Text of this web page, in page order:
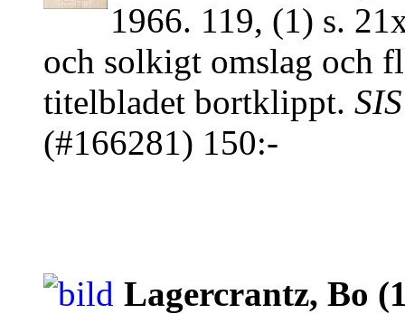
1966. 119, (1) s.
och solkigt omslag och
titelbladet bortklippt.
(#166281) 150:-
Lagercrantz, Bo